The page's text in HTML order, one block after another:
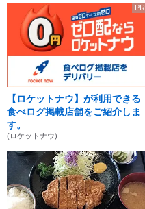
PR
【ロケットナウ】が利用できる
食べログ掲載店舗をご紹介しま
す。
(ロケットナウ)